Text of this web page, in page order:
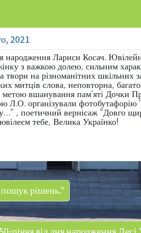
2021
народження Лариси Косач.
з важкою долею, сильним
твори на різноманітних шкільних
митців слова, неповторна,
вшанування пам’яті Дочки
Л.О. організували фотобутафорію
, поетичний вернісаж “Довго
тебе, Велика Українко!
рішень.”